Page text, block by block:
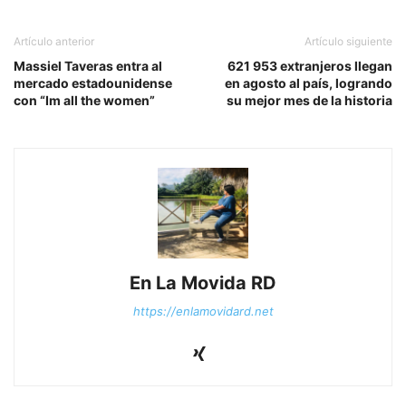
Artículo anterior
Massiel Taveras entra al
mercado estadounidense
con “Im all the women”
Artículo siguiente
621 953 extranjeros llegan
en agosto al país, logrando
su mejor mes de la historia
En La Movida RD
https://enlamovidard.net